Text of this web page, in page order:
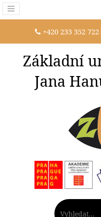
+420 233 352 722
Základní
Jana